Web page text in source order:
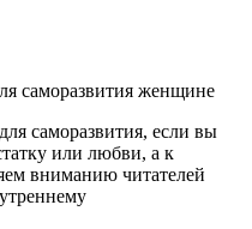
саморазвития, если вы
или любви, а к
вниманию читателей